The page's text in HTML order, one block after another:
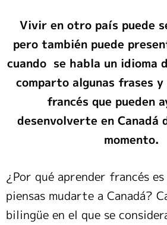
Vivir en otro país puede
pero también puede
cuando se habla un idioma
comparto algunas frases y
francés que pueden
desenvolverte en Canadá
momento.
¿Por qué aprender francés
piensas mudarte a Canadá?
bilingüe en el que se